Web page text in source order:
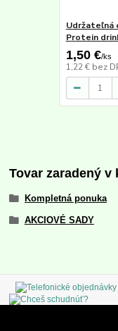
Udržateľná
Protein
1,50 €/ks
1,22 € bez
Tovar zaradený v
Kompletná ponuka
AKCIOVÉ SADY